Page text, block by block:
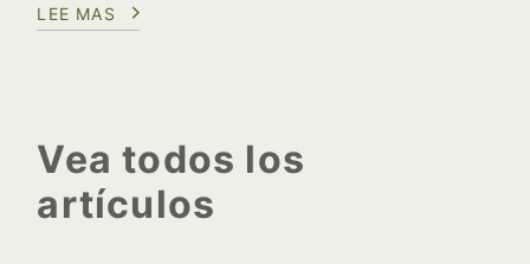
LEE MAS
Vea todos los
artículos